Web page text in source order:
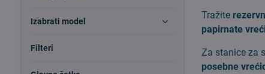
Tražite
papirnate
Za stanice za
posebne
Izabrati model
Filteri